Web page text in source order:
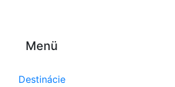
Menü
Destinácie